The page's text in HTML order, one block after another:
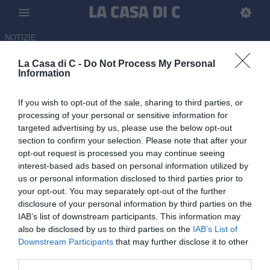
La Casa di C - Do Not Process My Personal
Information
If you wish to opt-out of the sale, sharing to third parties, or
processing of your personal or sensitive information for
targeted advertising by us, please use the below opt-out
section to confirm your selection. Please note that after your
opt-out request is processed you may continue seeing
interest-based ads based on personal information utilized by
us or personal information disclosed to third parties prior to
your opt-out. You may separately opt-out of the further
disclosure of your personal information by third parties on the
IAB’s list of downstream participants. This information may
also be disclosed by us to third parties on the IAB’s List of
Downstream Participants that may further disclose it to other
NOTIZIE
Ascoli, Galuppini: "Abbiamo
dal campo"
11.06.2026 19:30 diFrancesca Caldelara
Il messaggio di fine stagione dell'attaccante bianconero dopo la
promozione in Serie B.